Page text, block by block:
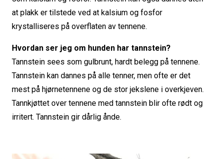
at plakk er tilstede ved at kalsium og fosfor
krystalliseres på overflaten av tennene.
Hvordan ser jeg om hunden har tannstein?
Tannstein sees som gulbrunt, hardt belegg på tennene.
Tannstein kan dannes på alle tenner, men ofte er det
mest på hjørnetennene og de stor jekslene i overkjeven.
Tannkjøttet over tennene med tannstein blir ofte rødt og
irritert. Tannstein gir dårlig ånde.